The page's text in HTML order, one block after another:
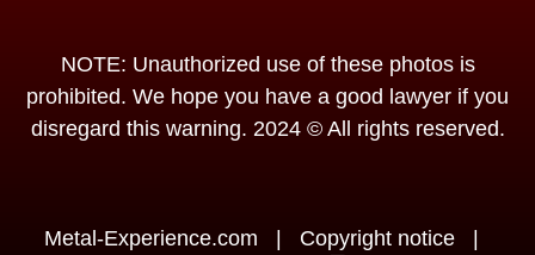
NOTE: Unauthorized use of these photos is
prohibited. We hope you have a good lawyer if you
disregard this warning. 2024 © All rights reserved.
Metal-Experience.com | Copyright notice
|